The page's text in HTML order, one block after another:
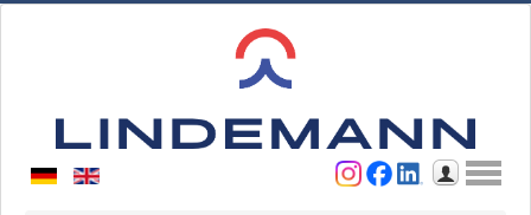
Benutzername